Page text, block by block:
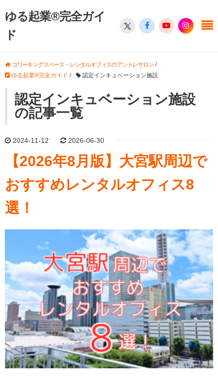
ゆる起業®完全ガイ
ド
コワーキングスペース・レンタルオフィスのアントレサロン/
ゆる起業®完全ガイド / 認定インキュベーション施設
認定インキュベーション施設
の記事一覧
2024-11-12 2026-06-30
【2026年8月版】大宮駅周辺で
おすすめレンタルオフィス8
選！